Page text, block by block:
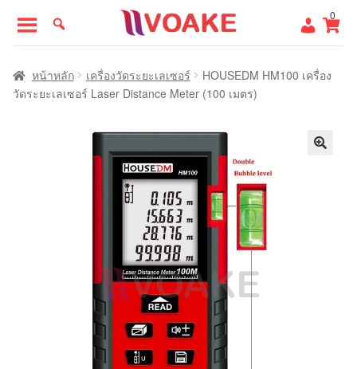
to
navigation
to
content
0
หน้าแรก
หน้าหลัก เครื่องวัดระยะเลเซอร์
HOUSEDM HM100 เครื่อง
วัดระยะเลเซอร์ Laser Distance Meter (100 เมตร)